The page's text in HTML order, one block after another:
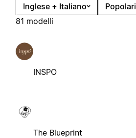
Inglese + Italiano
Popolari
81 modelli
INSPO
The Blueprint